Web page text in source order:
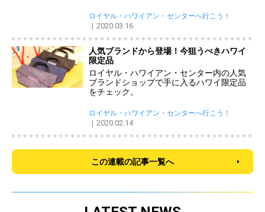
ロイヤル・ハワイアン・センターへ行こう！
2020.03.16
人気ブランドから登場！今狙うべきハワイ
限定品
ロイヤル・ハワイアン・センター内の人気
ブランドショップで手に入るハワイ限定品
をチェック。
ロイヤル・ハワイアン・センターへ行こう！
2020.02.14
この連載の記事一覧へ